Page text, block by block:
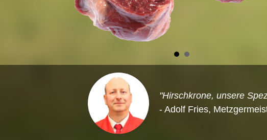
"Hirschkrone, unsere
- Adolf Fries,